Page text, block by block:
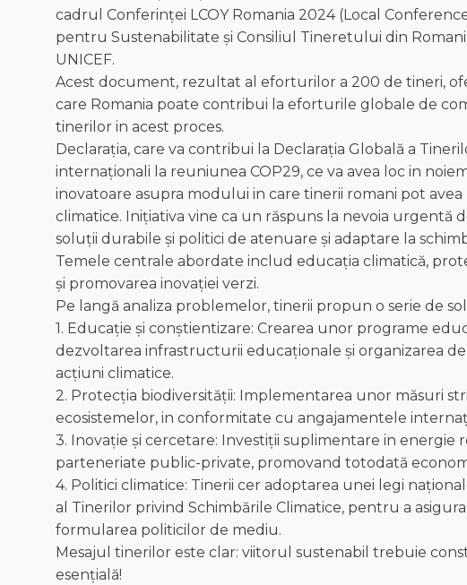
cadrul Conferinței LCOY Romania 2024 (Local
pentru Sustenabilitate și Consiliul Tineretului din
UNICEF.
Acest document, rezultat al eforturilor a 200 de tineri,
care Romania poate contribui la eforturile globale de
tinerilor in acest proces.
Declarația, care va contribui la Declarația Globală a
internaționali la reuniunea COP29, ce va avea loc in
inovatoare asupra modului in care tinerii romani pot
climatice. Inițiativa vine ca un răspuns la nevoia urgentă
soluții durabile și politici de atenuare și adaptare la
Temele centrale abordate includ educația climatică,
și promovarea inovației verzi.
Pe langă analiza problemelor, tinerii propun o serie de
1. Educație și conștientizare: Crearea unor programe
dezvoltarea infrastructurii educaționale și organizarea
acțiuni climatice.
2. Protecția biodiversității: Implementarea unor măsuri
ecosistemelor, in conformitate cu angajamentele
3. Inovație și cercetare: Investiții suplimentare in energie
parteneriate public-private, promovand totodată
4. Politici climatice: Tinerii cer adoptarea unei legi
al Tinerilor privind Schimbările Climatice, pentru a
formularea politicilor de mediu.
Mesajul tinerilor este clar: viitorul sustenabil trebuie
esențială!